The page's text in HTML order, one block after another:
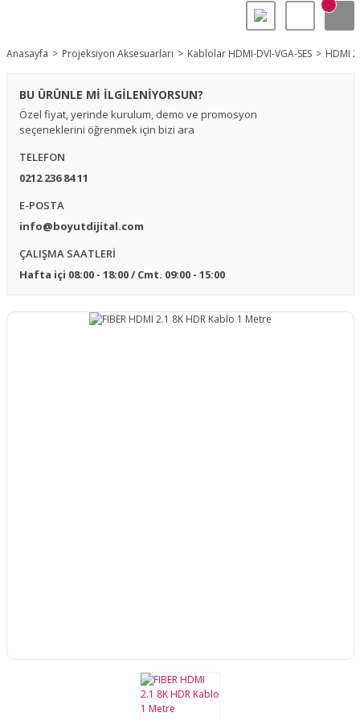
Anasayfa Projeksiyon Aksesuarları Kablolar HDMI-DVI-VGA-SES HDMI
BU ÜRÜNLE Mİ İLGİLENİYORSUN?
Özel fiyat, yerinde kurulum, demo ve promosyon
seçeneklerini öğrenmek için bizi ara
TELEFON
0212 236 84 11
E-POSTA
info@boyutdijital.com
ÇALIŞMA SAATLERİ
Hafta içi 08:00 - 18:00 / Cmt. 09:00 - 15:00